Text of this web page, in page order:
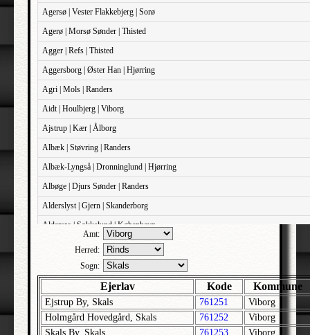
Agersø | Vester Flakkebjerg | Sorø
Agerø | Morsø Sønder | Thisted
Agger | Refs | Thisted
Aggersborg | Øster Han | Hjørring
Agri | Mols | Randers
Aidt | Houlbjerg | Viborg
Ajstrup | Kær | Ålborg
Albæk | Støvring | Randers
Albæk-Lyngså | Dronninglund | Hjørring
Albøge | Djurs Sønder | Randers
Alderslyst | Gjern | Skanderborg
Aldersro | Sokkelund | København
Allehelgens | Sokkelund | København
Aller | Sønder Tyrstrup | Haderslev
Allerslev | Bårse | Præstø
Allerslev | Voldborg | Roskilde
Allerup | Åsum | Odense
Amt:
Herred:
Sogn:
Ejerlav Kode Kommune
Ejstrup By, Skals 761251
Viborg
Holmgård Hovedgård, Skals
761252
Viborg
Skals By, Skals
761253 Viborg